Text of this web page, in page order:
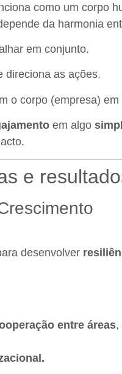
como um corpo
da harmonia
em conjunto.
direciona as ações.
o corpo (empresa) em
em algo
e
desenvolver
entre áreas,